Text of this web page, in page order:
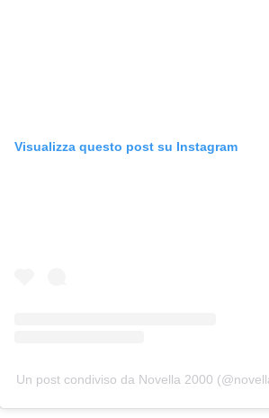
Visualizza questo post su Instagram
Un post condiviso da Novella 2000